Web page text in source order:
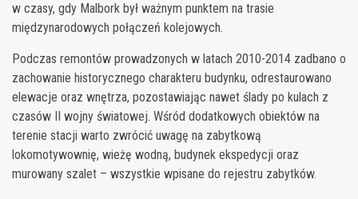
w czasy, gdy Malbork był ważnym punktem na trasie
międzynarodowych połączeń kolejowych.
Podczas remontów prowadzonych w latach 2010-2014 zadbano o
zachowanie historycznego charakteru budynku, odrestaurowano
elewacje oraz wnętrza, pozostawiając nawet ślady po kulach z
czasów II wojny światowej. Wśród dodatkowych obiektów na
terenie stacji warto zwrócić uwagę na zabytkową
lokomotywownię, wieżę wodną, budynek ekspedycji oraz
murowany szalet – wszystkie wpisane do rejestru zabytków.